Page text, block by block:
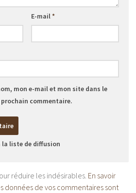
E-mail*
mon e-mail et mon site dans le
commentaire.
la liste de diffusion
réduire les indésirables. En savoir
données de vos commentaires sont